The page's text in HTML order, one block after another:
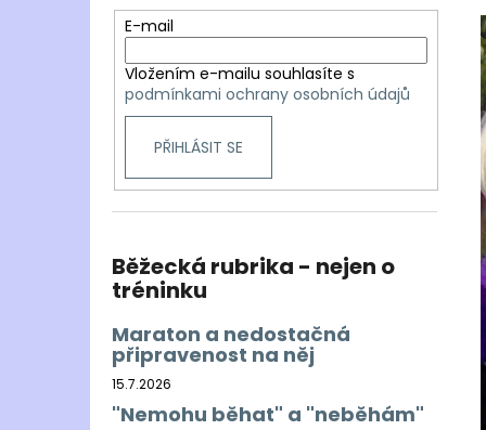
E-mail
Vložením e-mailu souhlasíte s
podmínkami ochrany osobních údajů
PŘIHLÁSIT SE
Běžecká rubrika - nejen o
tréninku
Maraton a nedostačná
připravenost na něj
15.7.2026
"Nemohu běhat" a "neběhám"
BĚŽECKÁ BUNDA RONHILL EVERYDAY
899 Kč
Původně:1 200 Kč